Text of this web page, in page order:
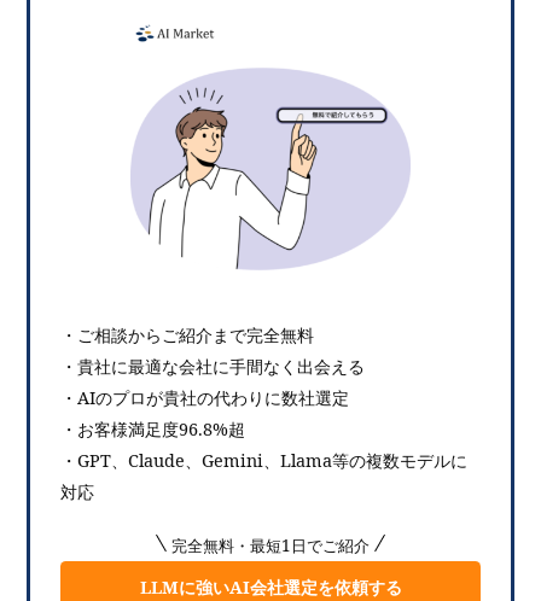
・ご相談からご紹介まで完全無料
・貴社に最適な会社に手間なく出会える
・AIのプロが貴社の代わりに数社選定
・お客様満足度96.8%超
・GPT、Claude、Gemini、Llama等の複数モデルに
対応
完全無料・最短1日でご紹介
LLMに強いAI会社選定を依頼する